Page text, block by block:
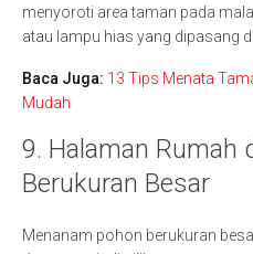
menyoroti area taman pada
atau lampu hias yang dipasang
Baca Juga: 13 Tips Menata
Mudah
9. Halaman Rumah
Berukuran Besar
Menanam pohon berukuran